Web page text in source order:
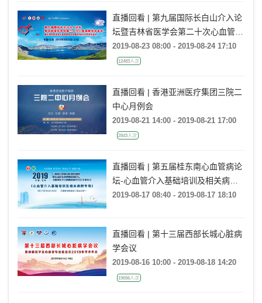
直播回看 | 第九届国际长白山介入论
坛暨吉林省医学会第二十次心血管病
学术年会
2019-08-23 08:00 - 2019-08-24 17:10
12483人次
直播回看 | 香港亚洲医疗集团三院二
中心月例会
2019-08-21 14:00 - 2019-08-21 17:00
2843人次
直播回看 | 第五届桂东南心血管病论
坛-心血管介入基础培训及相关病例
专场
2019-08-17 08:40 - 2019-08-17 18:10
直播回看 | 第十三届西部长城心脏病
学会议
2019-08-16 10:00 - 2019-08-18 14:20
19656人次